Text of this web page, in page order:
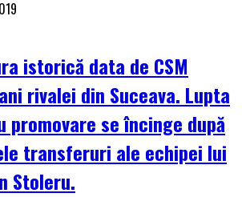
istorică data de CSM
rivalei din Suceava. Lupta
promovare se încinge după
transferuri ale echipei lui
Stoleru.